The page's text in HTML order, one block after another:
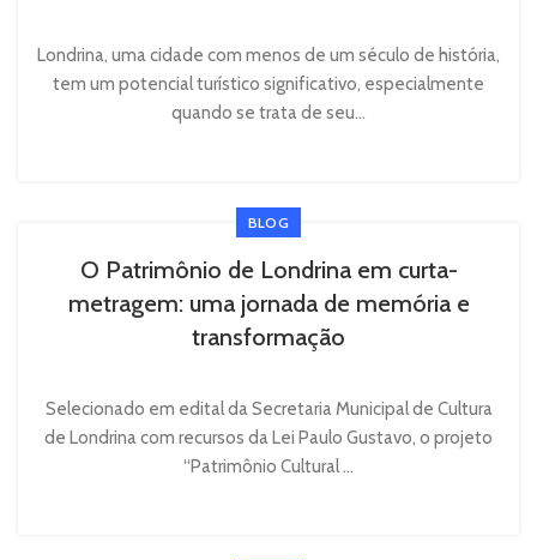
Londrina, uma cidade com menos de um século de história,
tem um potencial turístico significativo, especialmente
quando se trata de seu...
BLOG
O Patrimônio de Londrina em curta-
metragem: uma jornada de memória e
transformação
Selecionado em edital da Secretaria Municipal de Cultura
de Londrina com recursos da Lei Paulo Gustavo, o projeto
“Patrimônio Cultural ...